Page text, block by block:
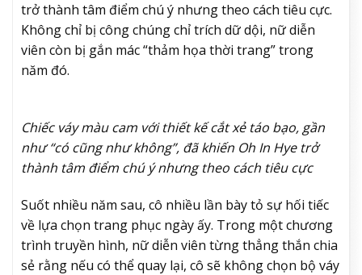
trở thành tâm điểm chú ý nhưng theo cách tiêu cực.
Không chỉ bị công chúng chỉ trích dữ dội, nữ diễn
viên còn bị gắn mác “thảm họa thời trang” trong
năm đó.
Chiếc váy màu cam với thiết kế cắt xẻ táo bạo, gần
như “có cũng như không”, đã khiến Oh In Hye trở
thành tâm điểm chú ý nhưng theo cách tiêu cực
Suốt nhiều năm sau, cô nhiều lần bày tỏ sự hối tiếc
về lựa chọn trang phục ngày ấy. Trong một chương
trình truyền hình, nữ diễn viên từng thẳng thắn chia
sẻ rằng nếu có thể quay lại, cô sẽ không chọn bộ váy